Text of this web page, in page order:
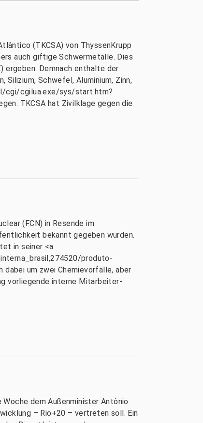
(TKCSA) von ThyssenKrupp
auch giftige Schwermetalle. Dies
ergeben. Demnach enthalte der
Silizium, Schwefel, Aluminium, Zinn,
cgi/cgilua.exe/sys/start.htm?
TKCSA hat Zivilklage gegen die
(FCN) in Resende im
bekannt gegeben wurden.
in seiner <a
produto-
um zwei Chemievorfälle, aber
vorliegende interne Mitarbeiter-
dem Außenminister Antônio
– Rio+20 – vertreten soll. Ein